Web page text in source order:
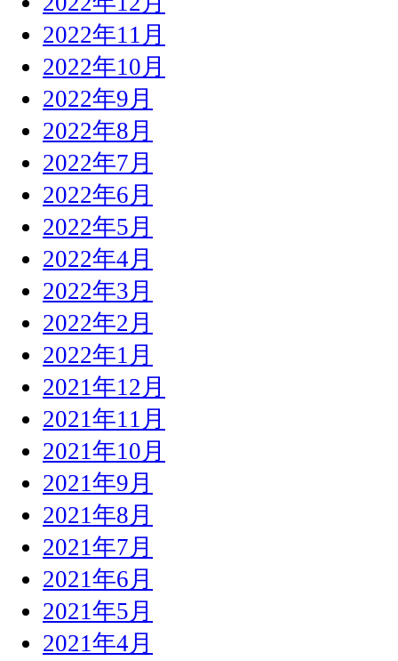
2022年11月
2022年10月
2022年9月
2022年8月
2022年7月
2022年6月
2022年5月
2022年4月
2022年3月
2022年2月
2022年1月
2021年12月
2021年11月
2021年10月
2021年9月
2021年8月
2021年7月
2021年6月
2021年5月
2021年4月